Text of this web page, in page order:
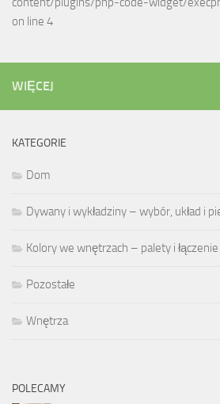
on line 4
WIĘCEJ
KATEGORIE
Dom
Dywany i wykładziny – wybór, układ i
Kolory we wnętrzach – palety i
Pozostałe
Wnętrza
POLECAMY